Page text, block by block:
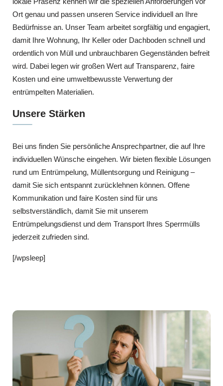
Ort genau und passen unseren Service individuell an Ihre
Bedürfnisse an. Unser Team arbeitet sorgfältig und engagiert,
damit Ihre Wohnung, Ihr Keller oder Dachboden schnell und
ordentlich von Müll und unbrauchbaren Gegenständen befreit
wird. Dabei legen wir großen Wert auf Transparenz, faire
Kosten und eine umweltbewusste Verwertung der
entrümpelten Materialien.
Unsere Stärken
Bei uns finden Sie persönliche Ansprechpartner, die auf Ihre
individuellen Wünsche eingehen. Wir bieten flexible Lösungen
rund um Entrümpelung, Müllentsorgung und Reinigung –
damit Sie sich entspannt zurücklehnen können. Offene
Kommunikation und faire Kosten sind für uns
selbstverständlich, damit Sie mit unserem
Entrümpelungsdienst und dem Transport Ihres Sperrmülls
jederzeit zufrieden sind.
[/wpsleep]